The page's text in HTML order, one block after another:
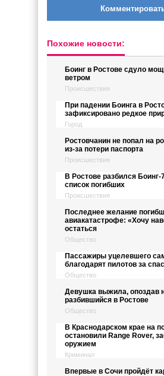
Похожие новости:
Боинг в Ростове сдуло
ветром
Происшествия
При падении Боинга в
зафиксировано редкое
Город
Ростовчанин не попал на
из-за потери паспорта
Происшествия
В Ростове разбился
список погибших
Происшествия
Последнее желание
авиакатастрофе: «Хочу
остаться
Общество
Пассажиры уцелевшего
благодарят пилотов за
Общество
Девушка выжила, опоздав
разбившийся в Ростове
Общество
В Краснодарском крае на
остановили Range Rover,
оружием
Криминал
Впервые в Сочи пройдёт